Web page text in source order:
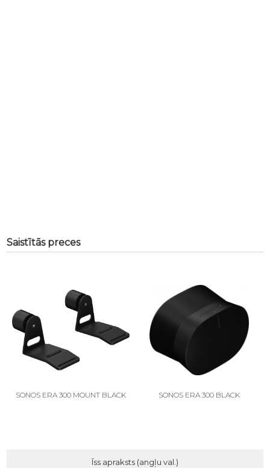
Saistītās preces
SONOS ERA 300 MOUNT BLACK SONOS ERA 300 BLACK
Īss apraksts (angļu val.)